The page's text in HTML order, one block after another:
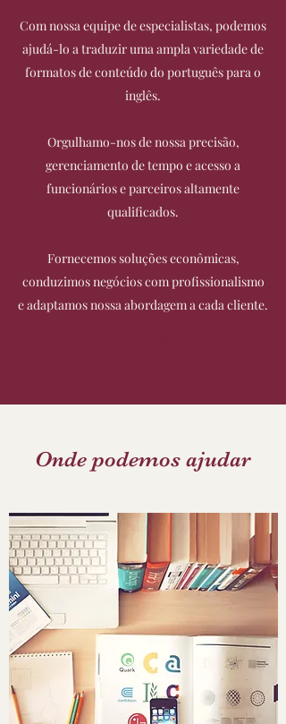
Com nossa equipe de especialistas, podemos
ajudá-lo a traduzir uma ampla variedade de
formatos de conteúdo do português para o
inglês.
Orgulhamo-nos de nossa precisão,
gerenciamento de tempo e acesso a
funcionários e parceiros altamente
qualificados.
Fornecemos soluções econômicas,
conduzimos negócios com profissionalismo
e adaptamos nossa abordagem a cada cliente.
Onde podemos ajudar